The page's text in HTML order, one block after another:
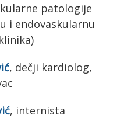
patologije
i endovaskularnu
, dečji kardiolog,
, internista